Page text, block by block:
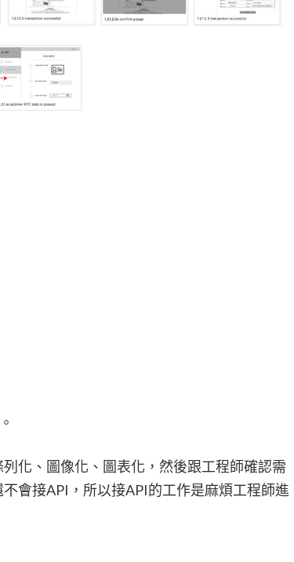
化、圖像化、圖表化，然後跟工程師確認需
會接API，所以接API的工作是麻煩工程師進